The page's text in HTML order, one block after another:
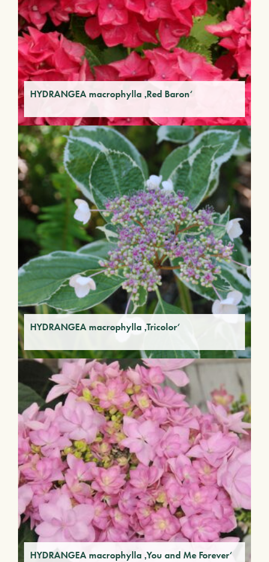
HYDRANGEA macrophylla ‚Red Baron‘
HYDRANGEA macrophylla ‚Tricolor‘
HYDRANGEA macrophylla ‚You and Me Forever‘